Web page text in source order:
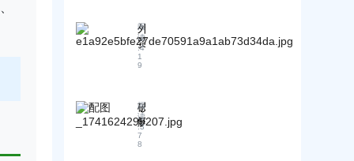
！
消
失
怎
？
外
行
业
论
黄
页
开
发
协
同
管
理
的
网
站
建
外
贸
前
辈
享
：
贸
易
阅
读
:4
1
9
破
解
外
贸
阅
读
:3
7
8